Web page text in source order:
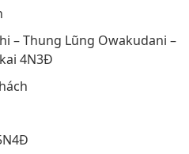
– Thung Lũng Owakudani –
4N3Đ